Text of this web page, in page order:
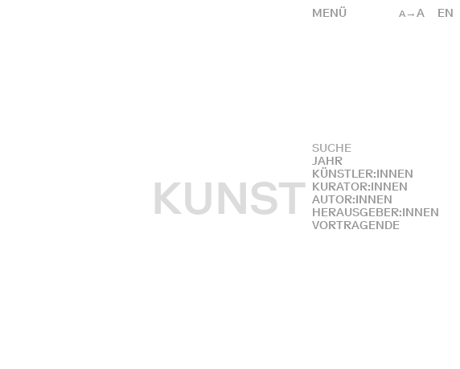
A →A EN
MENÜ
KUNST
JAHR
KÜNSTLER:INNEN
KURATOR:INNEN
AUTOR:INNEN
HERAUSGEBER:INNEN
VORTRAGENDE